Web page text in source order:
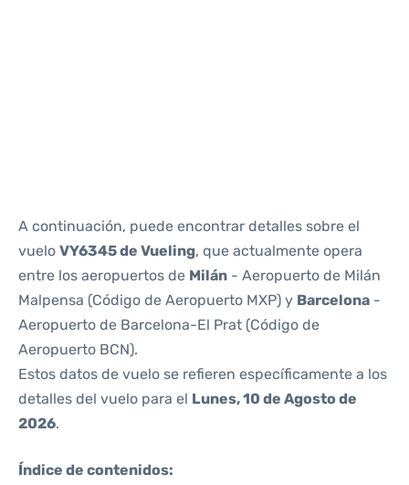
A continuación, puede encontrar detalles sobre el
vuelo VY6345 de Vueling, que actualmente opera
entre los aeropuertos de Milán - Aeropuerto de Milán
Malpensa (Código de Aeropuerto MXP) y Barcelona -
Aeropuerto de Barcelona-El Prat (Código de
Aeropuerto BCN).
Estos datos de vuelo se refieren específicamente a los
detalles del vuelo para el Lunes, 10 de Agosto de
2026.
Índice de contenidos: